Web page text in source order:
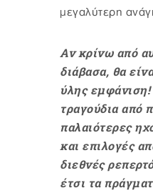
μεγαλύτερη
Αν κρίνω από
διάβασα, θα
ύλης
τραγούδια από
παλαιότερες
και επιλογές
διεθνές
έτσι τα